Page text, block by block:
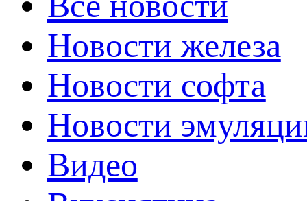
Новости железа
Новости софта
Новости
Видео